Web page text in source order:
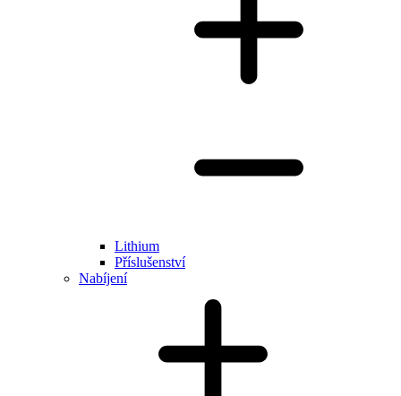
Lithium
Příslušenství
Nabíjení